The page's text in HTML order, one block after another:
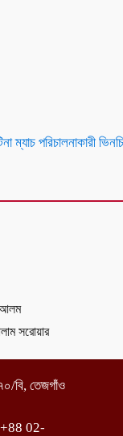
ম্যাচ পরিচালনাকারী
আলম
সরোয়ার
বি, তেজগাঁও
02-